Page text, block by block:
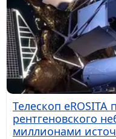
Телескоп eROSITA
рентгеновского
миллионами